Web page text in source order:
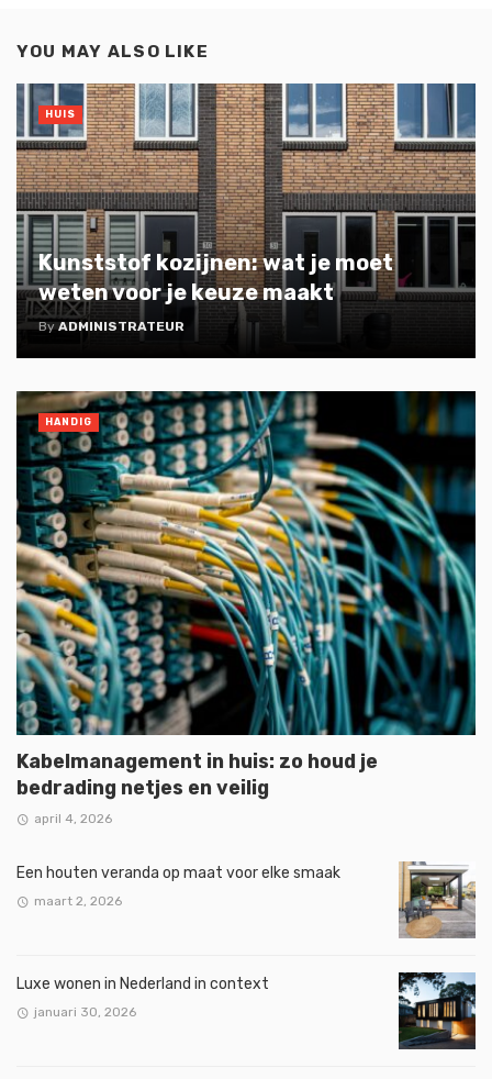
YOU MAY ALSO LIKE
Kunststof kozijnen: wat je moet
weten voor je keuze maakt
ByADMINISTRATEUR
HUIS
Kabelmanagement in huis: zo houd je
bedrading netjes en veilig
april 4, 2026
HANDIG
Een houten veranda op maat voor elke smaak
maart 2, 2026
Luxe wonen in Nederland in context
januari 30, 2026